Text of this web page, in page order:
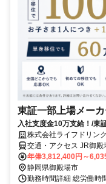
東証一部上場メー
入社支度金10万支給！/東
株式会社ライフドリン
交通・アクセス JR御
年俸3,812,400円～
静岡県御殿場市
勤務時間詳細 総労働時